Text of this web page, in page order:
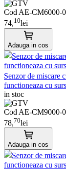
Cod AE-CM6000-
74,10lei
Adauga in cos
Senzor de miscare
functioneaza cu
in stoc
Cod AE-CM9000-
78,70lei
Adauga in cos